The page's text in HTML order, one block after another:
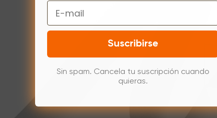
Email
Suscribirse
Sin spam. Cancela tu suscripción cuando
quieras.